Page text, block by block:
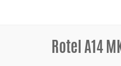
Rotel A14